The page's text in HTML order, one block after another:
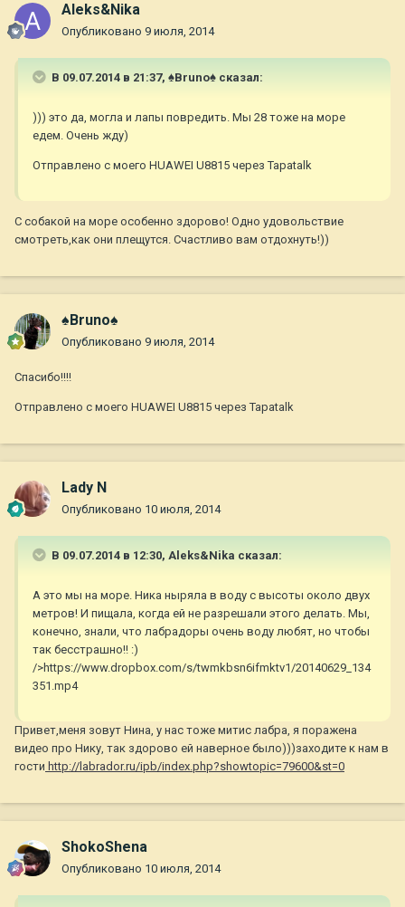
Aleks&Nika
Опубликовано 9 июля, 2014
В 09.07.2014 в 21:37, ♠Bruno♠ сказал:
))) это да, могла и лапы повредить. Мы 28 тоже на море
едем. Очень жду)
Отправлено с моего HUAWEI U8815 через Tapatalk
С собакой на море особенно здорово! Одно удовольствие
смотреть,как они плещутся. Счастливо вам отдохнуть!))
♠Bruno♠
Опубликовано 9 июля, 2014
Спасибо!!!!
Отправлено с моего HUAWEI U8815 через Tapatalk
Lady N
Опубликовано 10 июля, 2014
В 09.07.2014 в 12:30, Aleks&Nika сказал:
А это мы на море. Ника ныряла в воду с высоты около двух
метров! И пищала, когда ей не разрешали этого делать. Мы,
конечно, знали, что лабрадоры очень воду любят, но чтобы
так бесстрашно!! :)
/>https://www.dropbox.com/s/twmkbsn6ifmktv1/20140629_134
351.mp4
Привет,меня зовут Нина, у нас тоже митис лабра, я поражена
видео про Нику, так здорово ей наверное было)))заходите к нам в
гости http://labrador.ru/ipb/index.php?showtopic=79600&st=0
ShokoShena
Опубликовано 10 июля, 2014